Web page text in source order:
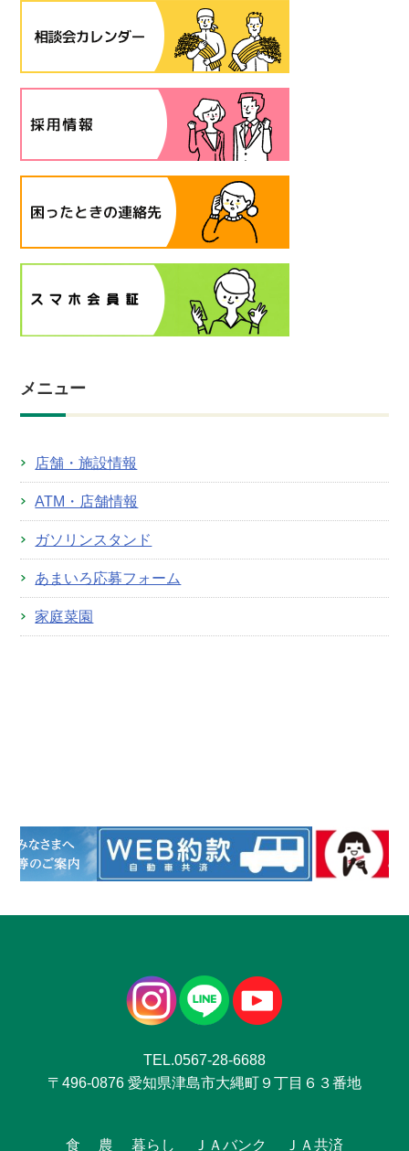
メニュー
店舗・施設情報
ATM・店舗情報
ガソリンスタンド
あまいろ応募フォーム
家庭菜園
TEL.0567-28-6688
〒496-0876 愛知県津島市大縄町９丁目６３番地
食 農 暮らし ＪＡバンク ＪＡ共済